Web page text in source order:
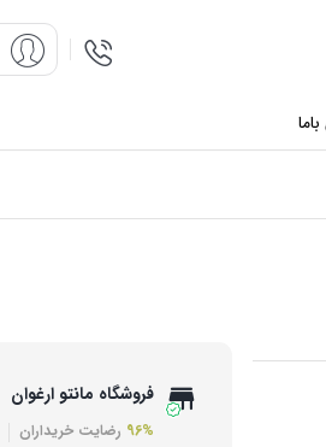
فروشگاه مانتو ارغوان
96% رضایت خریداران